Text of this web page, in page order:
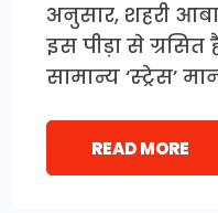
अनुसार, शहरी
इस पीड़ा से
सामान्य ‘स्ट्रेस’
READ MORE